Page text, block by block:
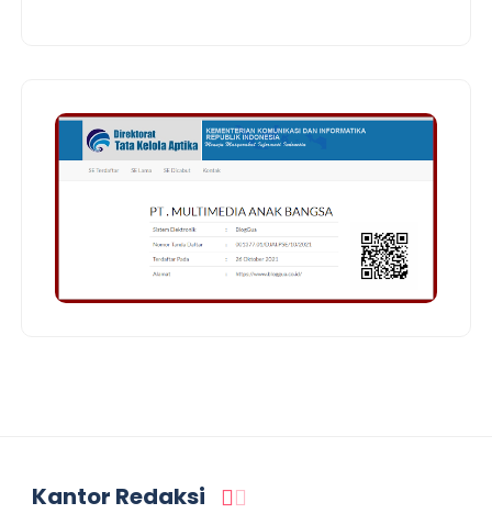
Kantor Redaksi